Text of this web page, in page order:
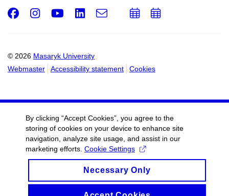
© 2026 Masaryk University
Webmaster
Accessibility statement Cookies
Facebook
Instagram
Youtube
LinkedIn
e-
AddAdd
By clicking “Accept Cookies”, you agree to the
storing of cookies on your device to enhance site
navigation, analyze site usage, and assist in our
marketing efforts. Cookie Settings
Necessary Only